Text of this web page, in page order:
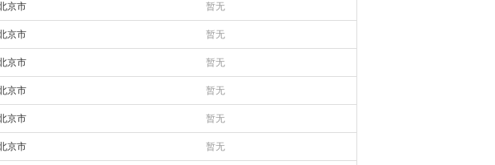
京市 暂无
京市 暂无
京市 暂无
京市 暂无
京市 暂无
京市 暂无